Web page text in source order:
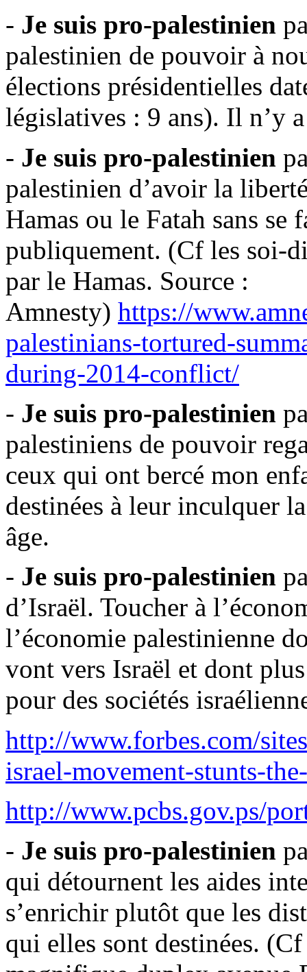
- Je suis pro-palestinien
palestinien de pouvoir à
élections présidentielles
législatives : 9 ans). Il n’y
- Je suis pro-palestinien
palestinien d’avoir la
Hamas ou le Fatah sans
publiquement. (Cf les soi-
par le Hamas. Source :
Amnesty) https://
palestinians-tortured-
during-2014-conflict/
- Je suis pro-palestinien
palestiniens de pouvoir
ceux qui ont bercé mon
destinées à leur inculquer
âge.
- Je suis pro-palestinien
d’Israël. Toucher à
l’économie palestinienne
vont vers Israël et dont
pour des sociétés
http://www.forbes.com/
israel-movement-stunts-
http://www.pcbs.gov.ps/
- Je suis pro-palestinien
qui détournent les aides
s’enrichir plutôt que les
qui elles sont destinées. (Cf